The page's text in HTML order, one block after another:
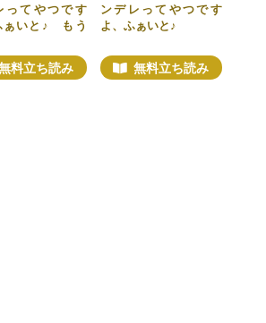
ってやつです
ぁいと♪ もう
料立ち読み
ンデレってやつです
よ、ふぁいと♪
無料立ち読み